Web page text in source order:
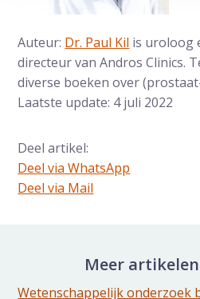
Auteur: Dr. Paul Kil is uroloog
directeur van Andros Clinics.
diverse boeken over
Laatste update: 4 juli 2022
Deel artikel:
Deel via WhatsApp
Deel dit via Whatsapp
Deel via Mail
Meer
Wetenschappelijk onderzoek